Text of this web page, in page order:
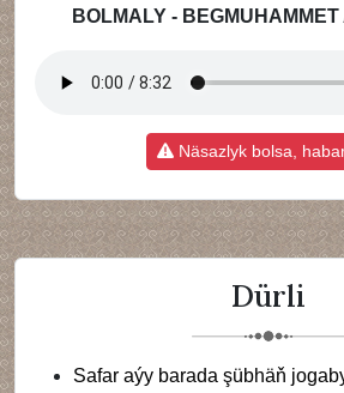
BOLMALY -
Näsazlyk bolsa,
Dürli
Safar aýy barada şübhäň